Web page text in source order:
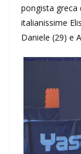
pongista greca
italianissime
Daniele (29) e